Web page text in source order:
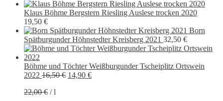
Klaus Böhme Bergstern Riesling Auslese trocken 2020
19,50 €
Born
Spätburgunder Höhnstedter Kreisberg 2021 32,50 €
Böhme und Töchter Weißburgunder Tscheiplitz Ortswein
2022 16,50€ Ursprünglicher
14,90 €Aktueller
22,00€ /l